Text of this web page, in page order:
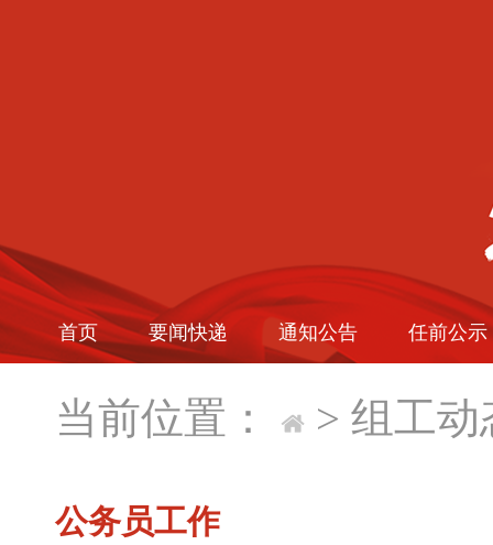
首页 要闻快递 通知公告 任前公示
当前位置： > 组工动
公务员工作